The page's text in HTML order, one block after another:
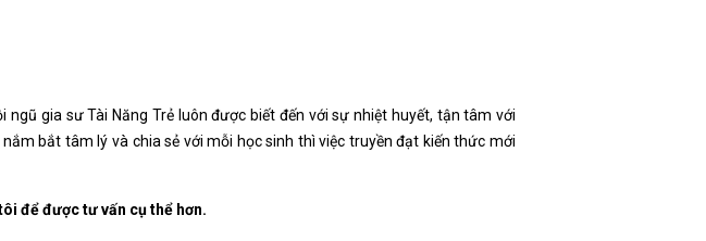
gia sư Tài Năng Trẻ luôn được biết đến với sự nhiệt huyết, tận tâm với
bắt tâm lý và chia sẻ với mỗi học sinh thì việc truyền đạt kiến thức mới
để được tư vấn cụ thể hơn.